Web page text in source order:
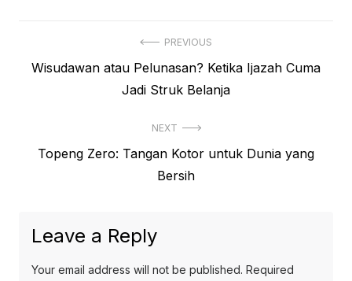
navigation
PREVIOUS
Previous
Wisudawan atau Pelunasan? Ketika Ijazah Cuma
Jadi Struk Belanja
NEXT
Next
Topeng Zero: Tangan Kotor untuk Dunia yang
Bersih
Leave a Reply
Your email address will not be published. Required